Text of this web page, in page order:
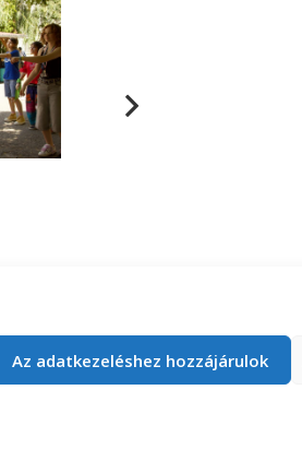
Az adatkezeléshez hozzájárulok